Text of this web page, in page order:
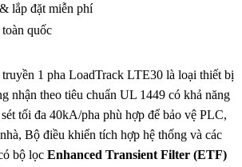
lắp đặt miễn phí
quốc
1 pha LoadTrack LTE30 là loại thiết bị
nhận theo tiêu chuẩn UL 1449 có khả năng
tối đa 40kA/pha phù hợp để bảo vệ PLC,
Bộ điều khiển tích hợp hệ thống và các
bộ lọc Enhanced Transient Filter (ETF)